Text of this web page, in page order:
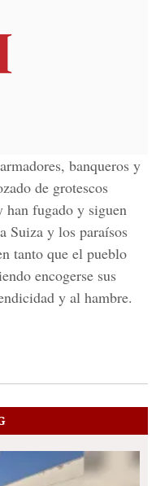
banqueros y
de grotescos
fugado y siguen
Suiza y los paraísos
tanto que el pueblo
encogerse sus
y al hambre.